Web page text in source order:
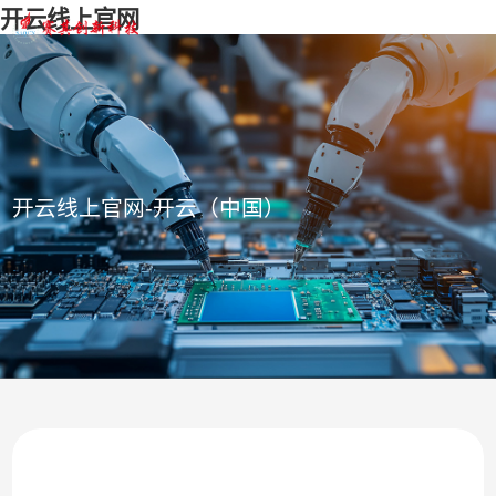
开云线上官网
开云线上官网-开云（中国）